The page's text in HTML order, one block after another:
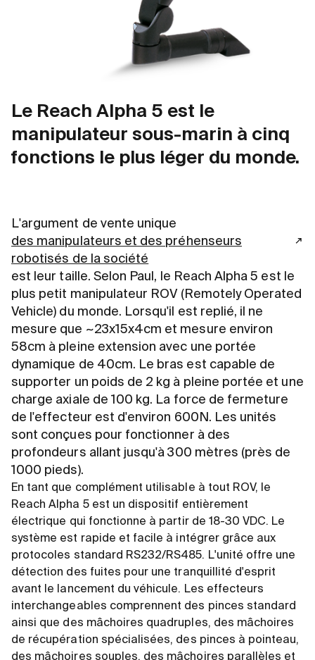
Le Reach Alpha 5 est le
manipulateur sous-marin à cinq
fonctions le plus léger du monde.
L'argument de vente unique
des manipulateurs et des préhenseurs
robotisés de la société
est leur taille. Selon Paul, le Reach Alpha 5 est le
plus petit manipulateur ROV (Remotely Operated
Vehicle) du monde. Lorsqu'il est replié, il ne
mesure que ~23x15x4cm et mesure environ
58cm à pleine extension avec une portée
dynamique de 40cm. Le bras est capable de
supporter un poids de 2 kg à pleine portée et une
charge axiale de 100 kg. La force de fermeture
de l'effecteur est d'environ 600N. Les unités
sont conçues pour fonctionner à des
profondeurs allant jusqu'à 300 mètres (près de
1000 pieds).
En tant que complément utilisable à tout ROV, le
Reach Alpha 5 est un dispositif entièrement
électrique qui fonctionne à partir de 18-30 VDC. Le
système est rapide et facile à intégrer grâce aux
protocoles standard RS232/RS485. L'unité offre une
détection des fuites pour une tranquillité d'esprit
avant le lancement du véhicule. Les effecteurs
interchangeables comprennent des pinces standard
ainsi que des mâchoires quadruples, des mâchoires
de récupération spécialisées, des pinces à pointeau,
des mâchoires souples, des mâchoires parallèles et